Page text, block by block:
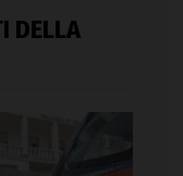
DELLA